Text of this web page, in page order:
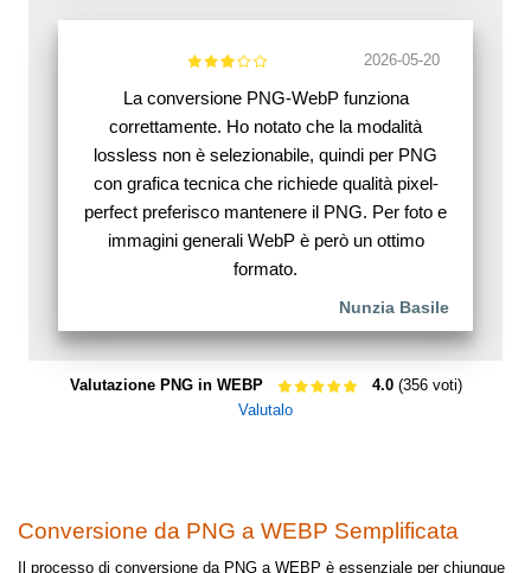
2026-05-20
La conversione PNG-WebP funziona
correttamente. Ho notato che la modalità
lossless non è selezionabile, quindi per PNG
con grafica tecnica che richiede qualità pixel-
perfect preferisco mantenere il PNG. Per foto e
immagini generali WebP è però un ottimo
formato.
Nunzia Basile
Valutazione PNG in WEBP 4.0(356 voti)
Valutalo
Conversione da PNG a WEBP Semplificata
Il processo di conversione da PNG a WEBP è essenziale per chiunque